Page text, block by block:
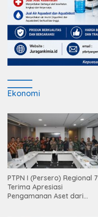
Ekonomi
PTPN I (Persero) Regional 7
Terima Apresiasi
Pengamanan Aset dari